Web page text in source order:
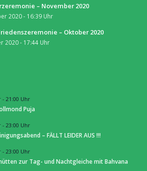
– November 2020
2020 - 16:39 Uhr
– Oktober 2020
2020 - 17:44 Uhr
- 21:00 Uhr
Puja
- 23:00 Uhr
– FÄLLT LEIDER AUS !!!
- 23:00 Uhr
zur Tag- und Nachtgleiche mit Bahvana